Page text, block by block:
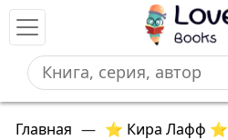
Главная — ⭐ Кира Лафф ⭐